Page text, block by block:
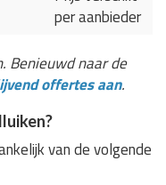
per aanbieder
Benieuwd naar de
offertes aan.
van de volgende